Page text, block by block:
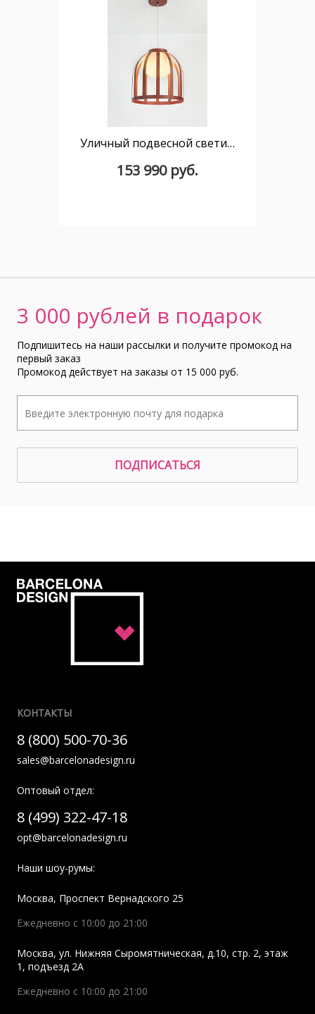
Уличный подвесной светильник Bols BOL_4024X
153 990 руб.
3 000 рублей в подарок
Подпишитесь на наши рассылки и получите промокод на
первый заказ
Промокод действует на заказы от 15 000 руб.
ПОДПИСАТЬСЯ
КОНТАКТЫ
8 (800) 500-70-36
sales@barcelonadesign.ru
Оптовый отдел:
8 (499) 322-47-18
opt@barcelonadesign.ru
Наши шоу-румы:
Москва, Проспект Вернадского 25
Ежедневно с 10:00 до 21:00
Москва, ул. Нижняя Сыромятническая, д.10, стр. 2, этаж
1, подъезд 2A
Ежедневно с 10:00 до 21:00